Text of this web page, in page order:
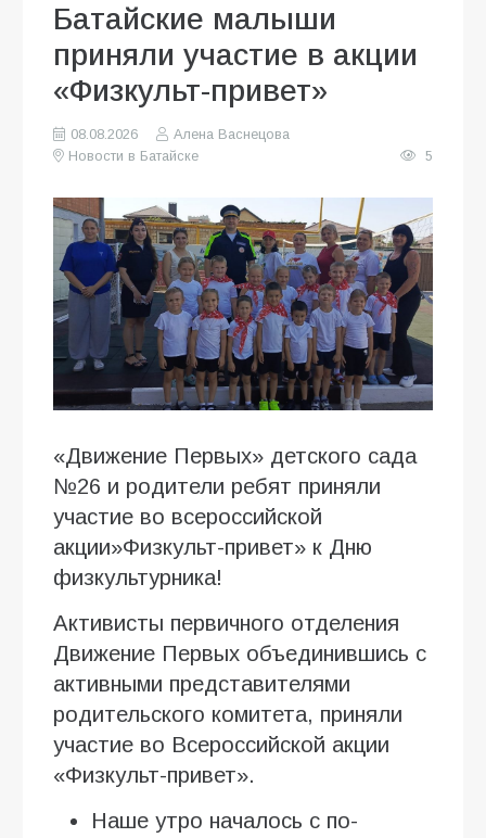
Батайские малыши
приняли участие в акции
«Физкульт-привет»
08.08.2026
Алена Васнецова
Новости в Батайске
5
«Движение Первых» детского сада
№26 и родители ребят приняли
участие во всероссийской
акции»Физкульт-привет» к Дню
физкультурника!
Активисты первичного отделения
Движение Первых объединившись с
активными представителями
родительского комитета, приняли
участие во Всероссийской акции
«Физкульт-привет».
Наше утро началось с по-